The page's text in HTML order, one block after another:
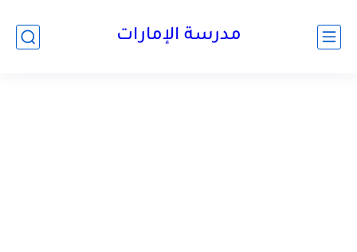
مدرسة الإمارات